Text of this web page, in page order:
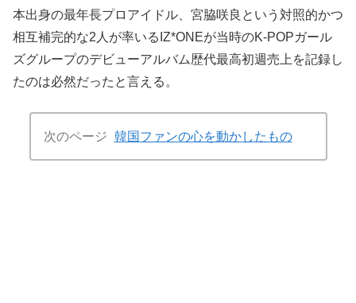
本出身の最年長プロアイドル、宮脇咲良という対照的かつ
相互補完的な2人が率いるIZ*ONEが当時のK-POPガール
ズグループのデビューアルバム歴代最高初週売上を記録し
たのは必然だったと言える。
次のページ 韓国ファンの心を動かしたもの